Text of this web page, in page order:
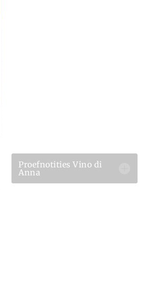
Proefnotities Vino di
Anna